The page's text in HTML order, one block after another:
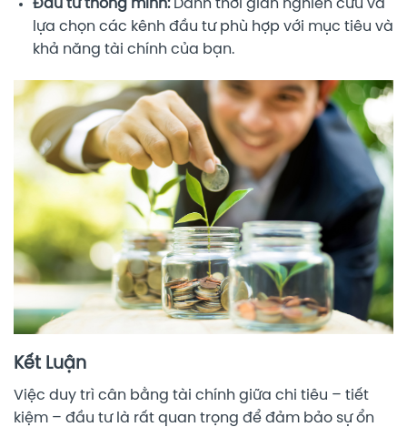
Đầu tư thông minh:Dành thời gian nghiên cứu và
lựa chọn các kênh đầu tư phù hợp với mục tiêu và
khả năng tài chính của bạn.
Kết Luận
Việc duy trì cân bằng tài chính giữa chi tiêu – tiết
kiệm – đầu tư là rất quan trọng để đảm bảo sự ổn